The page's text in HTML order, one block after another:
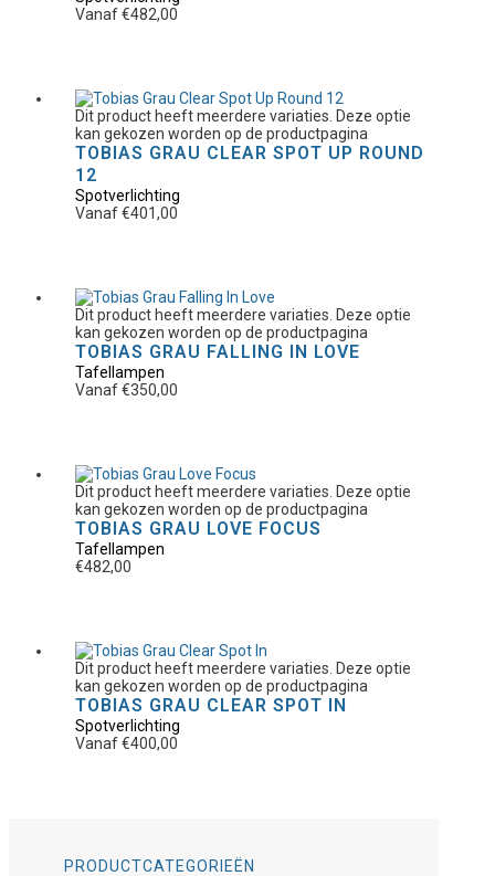
Vanaf€482,00
Dit product heeft meerdere variaties. Deze optie
kan gekozen worden op de productpagina
TOBIAS GRAU CLEAR SPOT UP ROUND
12
Spotverlichting
Vanaf€401,00
Dit product heeft meerdere variaties. Deze optie
kan gekozen worden op de productpagina
TOBIAS GRAU FALLING IN LOVE
Tafellampen
Vanaf€350,00
Dit product heeft meerdere variaties. Deze optie
kan gekozen worden op de productpagina
TOBIAS GRAU LOVE FOCUS
Tafellampen
€482,00
Dit product heeft meerdere variaties. Deze optie
kan gekozen worden op de productpagina
TOBIAS GRAU CLEAR SPOT IN
Spotverlichting
Vanaf€400,00
PRODUCTCATEGORIEËN